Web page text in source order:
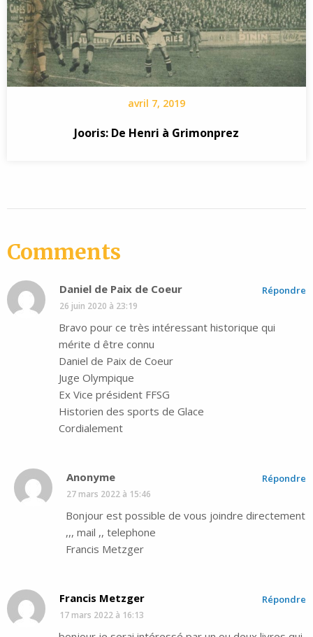
avril 7, 2019
Jooris: De Henri à Grimonprez
Comments
Daniel de Paix de Coeur
26 juin 2020 à 23:19
Bravo pour ce très intéressant historique qui
mérite d être connu
Daniel de Paix de Coeur
Juge Olympique
Ex Vice président FFSG
Historien des sports de Glace
Cordialement
Répondre
Anonyme
27 mars 2022 à 15:46
Bonjour est possible de vous joindre directement
,,, mail ,, telephone
Francis Metzger
Répondre
Francis Metzger
17 mars 2022 à 16:13
Répondre